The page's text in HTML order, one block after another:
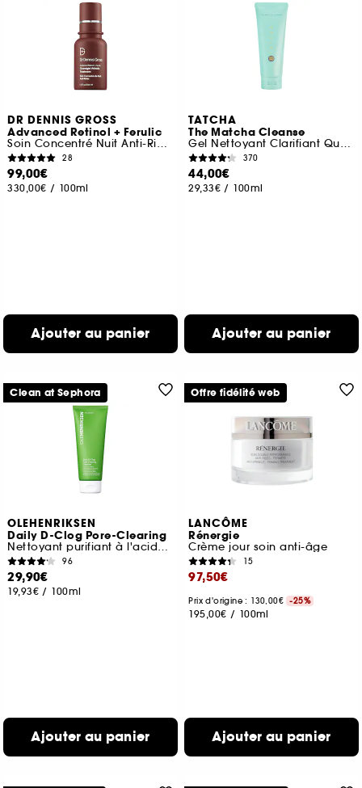
DR DENNIS GROSS
Advanced Retinol + Ferulic
Soin Concentré Nuit Anti-Rides
28
99,00€
330,00€ / 100ml
Ajouter au panier
TATCHA
The Matcha Cleanse
Gel Nettoyant Clarifiant Quotidien
370
44,00€
29,33€ / 100ml
Ajouter au panier
OLEHENRIKSEN
Daily D-Clog Pore-Clearing
Nettoyant purifiant à l'acide salicylique
96
29,90€
19,93€ / 100ml
Ajouter au panier
Clean at Sephora
LANCÔME
Rénergie
Crème jour soin anti-âge
15
97,50€
Prix d'origine : 130,00€ -25%
195,00€ / 100ml
Ajouter au panier
Offre fidélité web